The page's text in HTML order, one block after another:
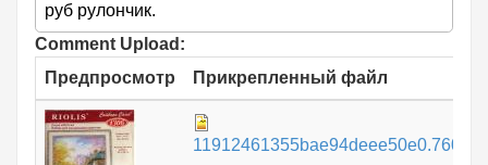
руб рулончик.
Comment Upload:
Предпросмотр
Прикрепленный файл